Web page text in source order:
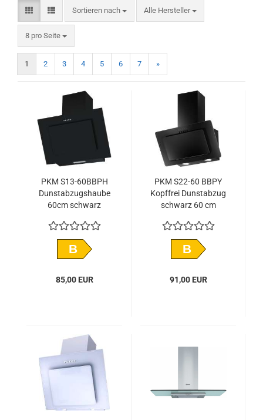
Sortieren nach
Sortieren nach Alle Hersteller
8 pro Seite
pro Seite
1 2 3 4 5 6 7 »
PKM S13-60BBPH
Dunstabzugshaube
60cm schwarz
Abluft Umluft
B
85,00 EUR
PKM S22-60 BBPY
Kopffrei Dunstabzug
schwarz 60 cm
B
91,00 EUR